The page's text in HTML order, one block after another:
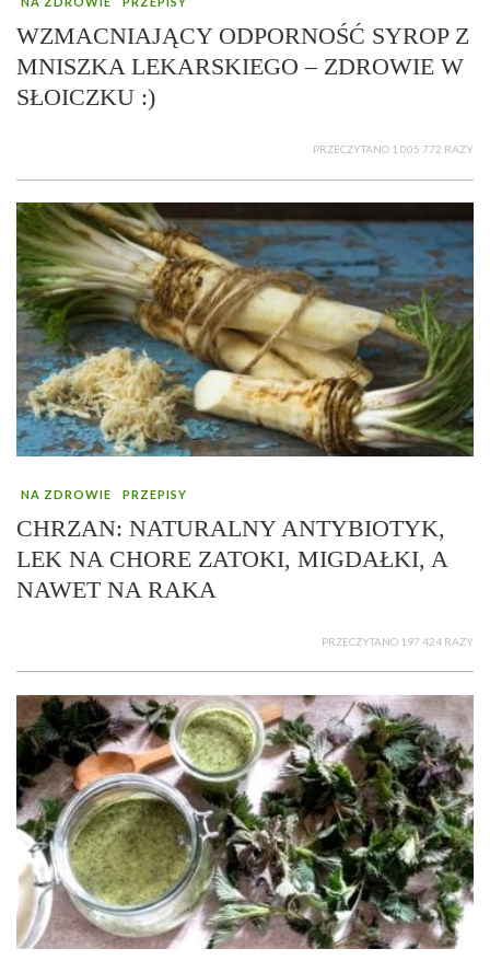
WZMACNIAJĄCY ODPORNOŚĆ SYROP Z
MNISZKA LEKARSKIEGO – ZDROWIE W
SŁOICZKU :)
PRZECZYTANO 1 005 772 RAZY
NA ZDROWIE PRZEPISY
CHRZAN: NATURALNY ANTYBIOTYK,
LEK NA CHORE ZATOKI, MIGDAŁKI, A
NAWET NA RAKA
PRZECZYTANO 197 424 RAZY